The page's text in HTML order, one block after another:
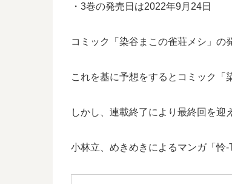
・3巻の発売日は2022年9月24日
コミック「染谷まこの雀荘メシ」の
これを基に予想をするとコミック「
しかし、連載終了により最終回を迎
小林立、めきめきによるマンガ「怜-